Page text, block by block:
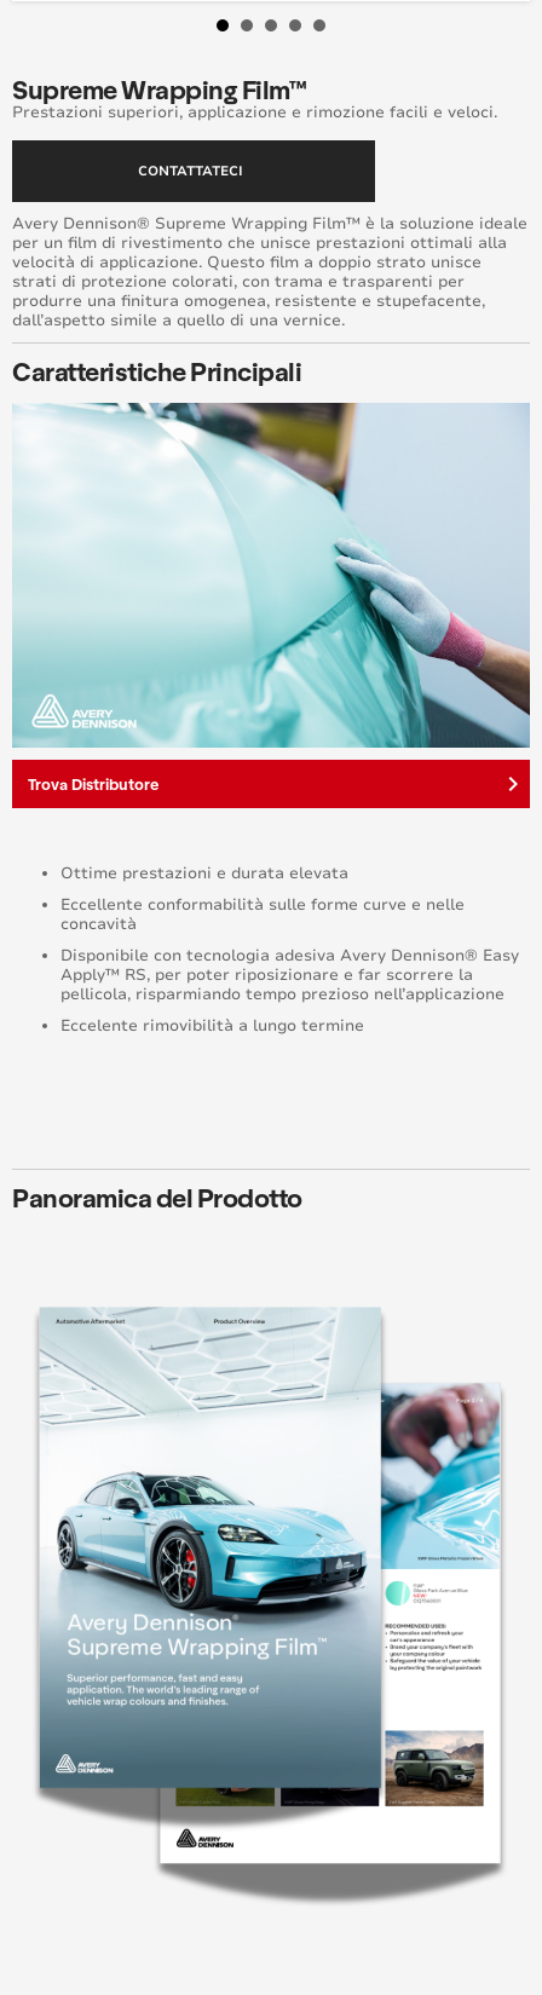
Supreme Wrapping Film™
Prestazioni superiori, applicazione e rimozione facili e veloci.
CONTATTATECI
Avery Dennison® Supreme Wrapping Film™ è la soluzione ideale
per un film di rivestimento che unisce prestazioni ottimali alla
velocità di applicazione. Questo film a doppio strato unisce
strati di protezione colorati, con trama e trasparenti per
produrre una finitura omogenea, resistente e stupefacente,
dall’aspetto simile a quello di una vernice.
Caratteristiche Principali
Trova Distributore keyboard_arrow_right
Ottime prestazioni e durata elevata
Eccellente conformabilità sulle forme curve e nelle
concavità
Disponibile con tecnologia adesiva Avery Dennison® Easy
Apply™ RS, per poter riposizionare e far scorrere la
pellicola, risparmiando tempo prezioso nell’applicazione
Eccelente rimovibilità a lungo termine
Panoramica del Prodotto
Supreme Wrap™ Care
Window Films